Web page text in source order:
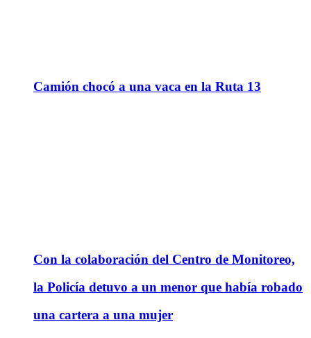
Camión chocó a una vaca en la Ruta 13
Con la colaboración del Centro de Monitoreo,
la Policía detuvo a un menor que había robado
una cartera a una mujer